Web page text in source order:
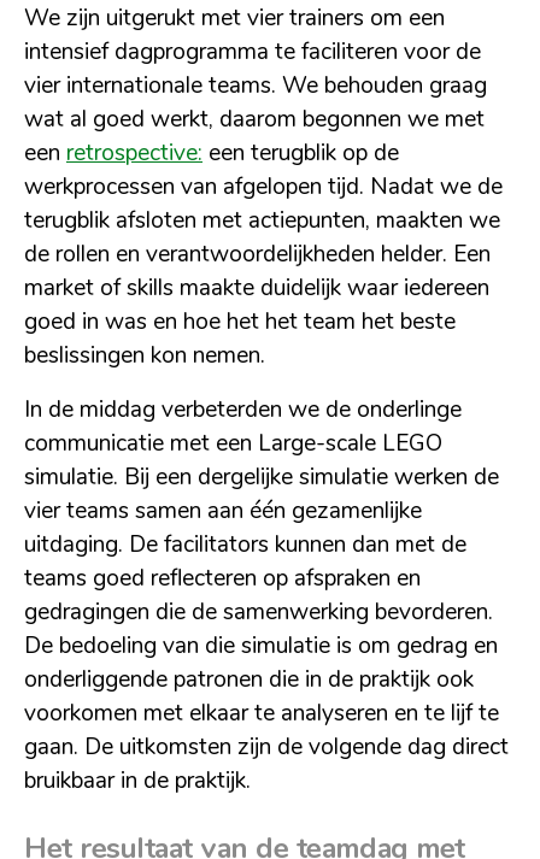
We zijn uitgerukt met vier trainers om een
intensief dagprogramma te faciliteren voor de
vier internationale teams. We behouden graag
wat al goed werkt, daarom begonnen we met
een retrospective: een terugblik op de
werkprocessen van afgelopen tijd. Nadat we de
terugblik afsloten met actiepunten, maakten we
de rollen en verantwoordelijkheden helder. Een
market of skills maakte duidelijk waar iedereen
goed in was en hoe het het team het beste
beslissingen kon nemen.
In de middag verbeterden we de onderlinge
communicatie met een Large-scale LEGO
simulatie. Bij een dergelijke simulatie werken de
vier teams samen aan één gezamenlijke
uitdaging. De facilitators kunnen dan met de
teams goed reflecteren op afspraken en
gedragingen die de samenwerking bevorderen.
De bedoeling van die simulatie is om gedrag en
onderliggende patronen die in de praktijk ook
voorkomen met elkaar te analyseren en te lijf te
gaan. De uitkomsten zijn de volgende dag direct
bruikbaar in de praktijk.
Het resultaat van de teamdag met